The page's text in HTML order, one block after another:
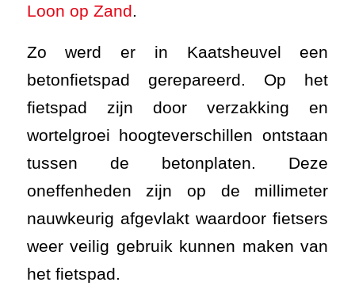
Loon op Zand.
Zo werd er in Kaatsheuvel een
betonfietspad gerepareerd. Op het
fietspad zijn door verzakking en
wortelgroei hoogteverschillen ontstaan
tussen de betonplaten. Deze
oneffenheden zijn op de millimeter
nauwkeurig afgevlakt waardoor fietsers
weer veilig gebruik kunnen maken van
het fietspad.